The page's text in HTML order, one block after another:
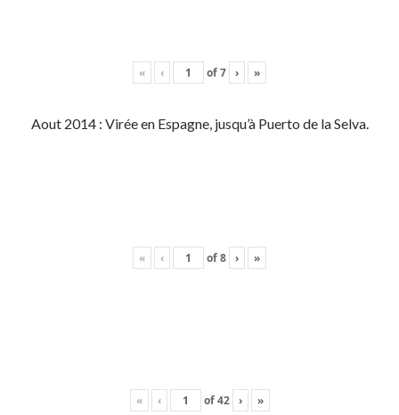
« ‹ of7 › »
Aout 2014 : Virée en Espagne, jusqu’à Puerto de la Selva.
« ‹ of8 › »
« ‹ of42 › »